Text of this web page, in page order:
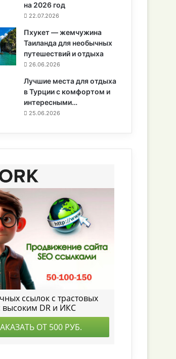
на 2026 год
22.07.2026
Пхукет — жемчужина
Таиланда для необычных
путешествий и отдыха
26.06.2026
Лучшие места для отдыха
в Турции с комфортом и
интересными…
25.06.2026